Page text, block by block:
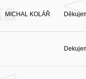
MICHAL KOLÁŘ